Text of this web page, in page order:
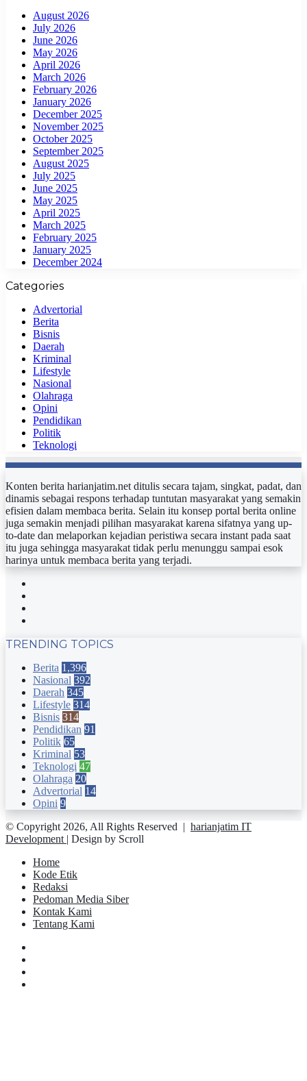
August 2026
July 2026
June 2026
May 2026
April 2026
March 2026
February 2026
January 2026
December 2025
November 2025
October 2025
September 2025
August 2025
July 2025
June 2025
May 2025
April 2025
March 2025
February 2025
January 2025
December 2024
Categories
Advertorial
Berita
Bisnis
Daerah
Kriminal
Lifestyle
Nasional
Olahraga
Opini
Pendidikan
Politik
Teknologi
Konten berita harianjatim.net ditulis secara tajam, singkat, padat, dan
dinamis sebagai respons terhadap tuntutan masyarakat yang semakin
efisien dalam membaca berita. Selain itu konsep portal berita online
juga semakin menjadi pilihan masyarakat karena sifatnya yang up-
to-date dan melaporkan kejadian peristiwa secara instant pada saat
itu juga sehingga masyarakat tidak perlu menunggu sampai esok
harinya untuk membaca berita yang terjadi.
TRENDING TOPICS
Berita 1,396
Nasional 392
Daerah 345
Lifestyle 314
Bisnis 314
Pendidikan 91
Politik 65
Kriminal 53
Teknologi 47
Olahraga 20
Advertorial 14
Opini 9
© Copyright 2026, All Rights Reserved | harianjatim IT
Development | Design by Scroll
Home
Kode Etik
Redaksi
Pedoman Media Siber
Kontak Kami
Tentang Kami